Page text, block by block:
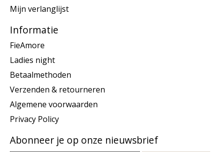
Mijn verlanglijst
Informatie
FieAmore
Ladies night
Betaalmethoden
Verzenden & retourneren
Algemene voorwaarden
Privacy Policy
Abonneer je op onze nieuwsbrief